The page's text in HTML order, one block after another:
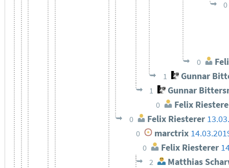
0
0
1 Gunnar
1 Gunnar
0 Felix
0 Felix Riesterer
0 marctrix
0 Felix Riesterer
2 Matthias